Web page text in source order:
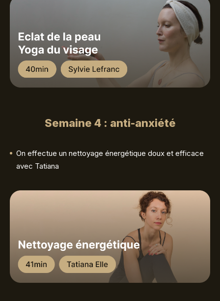
Semaine 4 : anti-anxiété
On effectue un nettoyage énergétique doux et efficace
avec Tatiana